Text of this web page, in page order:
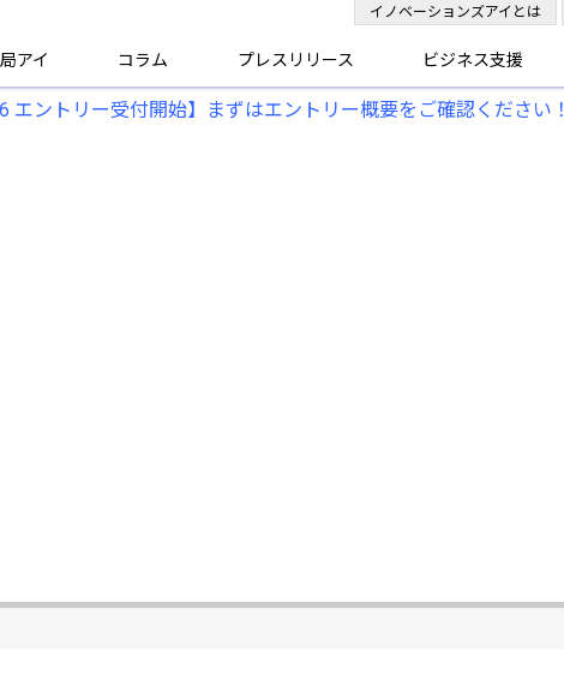
アイ コラム プレスリリース ビジネス支援
イノベーションズアイとは
エントリー受付開始】まずはエントリー概要をご確認ください！